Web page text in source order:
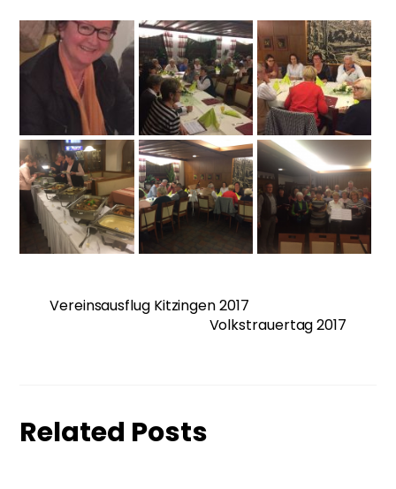
Vereinsausflug Kitzingen 2017
Volkstrauertag 2017
Related Posts